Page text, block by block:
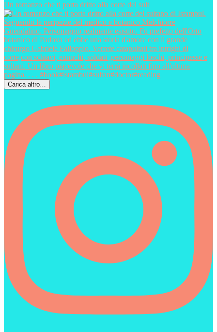
Un romanzo che ti porta dritto alla corte del sult
Carica altro…